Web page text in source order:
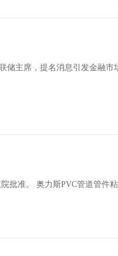
储主席，提名消息引发金融市
批准。 奥力斯PVC管道管件